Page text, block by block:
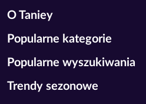
O Taniey
Popularne kategorie
Popularne wyszukiwania
Trendy sezonowe